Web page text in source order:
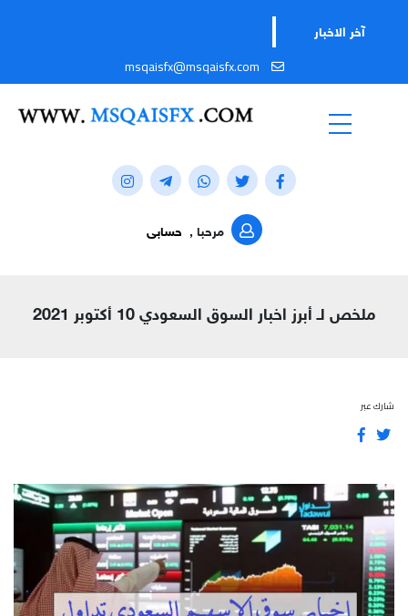
آخر الاخبار
msqaisfx@msqaisfx.com
مرحبا , حسابى
ملخص لـ أبرز اخبار السوق السعودي 10 أكتوبر 2021
شارك عبر